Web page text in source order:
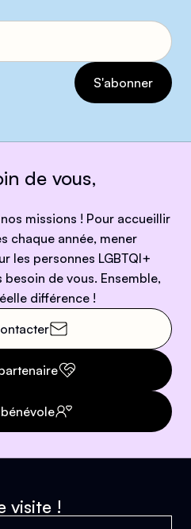
de vous,
missions ! Pour accueillir
chaque année, mener
les personnes LGBTQI+
de vous. Ensemble,
différence !
visite !